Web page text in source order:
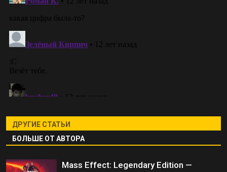
ДРУГИЕ СТАТЬИ
БОЛЬШЕ ОТ АВТОРА
Mass Effect: Legendary Edition —